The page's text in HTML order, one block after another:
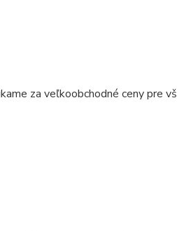
za veľkoobchodné ceny pre